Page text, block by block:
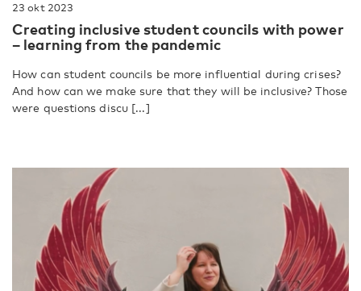
23 okt 2023
Creating inclusive student councils with power
– learning from the pandemic
How can student councils be more influential during crises?
And how can we make sure that they will be inclusive? Those
were questions discu [...]